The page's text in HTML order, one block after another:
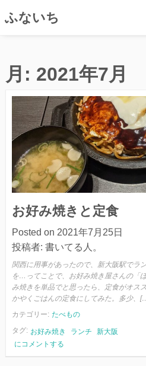
ふないち
月: 2021年7月
お好み焼きと定食
Posted on 2021年7月25日
投稿者: 書いてる人。
関西に用事があったので、新大阪駅でラ
を…ってことで、お好み焼き屋さんの「
み焼きを単品でと思ったら、定食がオス
かやくごはんの定食にしてみた。多少、
カテゴリー: たべもの
タグ: お好み焼き ランチ
新大阪
お
好
にコメントする